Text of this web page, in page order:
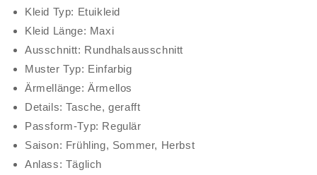
Kleid Typ: Etuikleid
Kleid Länge: Maxi
Ausschnitt: Rundhalsausschnitt
Muster Typ: Einfarbig
Ärmellänge: Ärmellos
Details: Tasche, gerafft
Passform-Typ: Regulär
Saison: Frühling, Sommer, Herbst
Anlass: Täglich